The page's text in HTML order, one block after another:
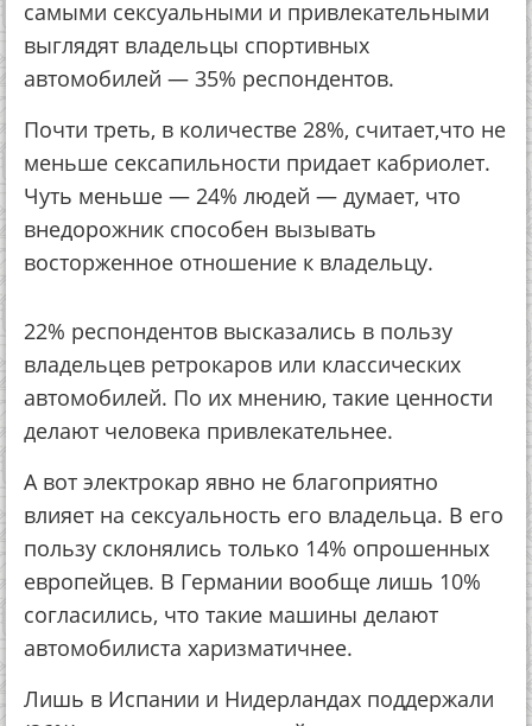
самыми сексуальными и привлекательными
выглядят владельцы спортивных
автомобилей — 35% респондентов.
Почти треть, в количестве 28%, считает,что не
меньше сексапильности придает кабриолет.
Чуть меньше — 24% людей — думает, что
внедорожник способен вызывать
восторженное отношение к владельцу.
22% респондентов высказались в пользу
владельцев ретрокаров или классических
автомобилей. По их мнению, такие ценности
делают человека привлекательнее.
А вот электрокар явно не благоприятно
влияет на сексуальность его владельца. В его
пользу склонялись только 14% опрошенных
европейцев. В Германии вообще лишь 10%
согласились, что такие машины делают
автомобилиста харизматичнее.
Лишь в Испании и Нидерландах поддержали